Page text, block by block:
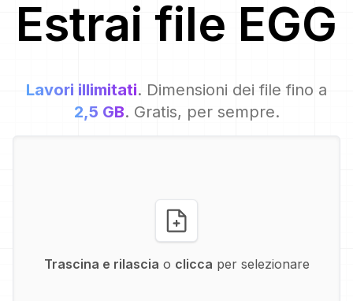
Estrai file EGG
Lavori illimitati. Dimensioni dei file fino a
2,5 GB. Gratis, per sempre.
Trascina e rilascia o clicca per selezionare